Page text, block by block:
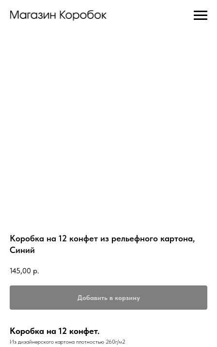
Коробка на 12 конфет из рельефного картона,
Синий
145,00 р.
Добавить в корзину
Коробка на 12 конфет.
Из дизайнерского картона плотностью 260г/м2